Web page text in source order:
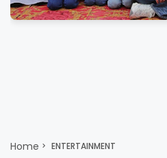
Home ENTERTAINMENT